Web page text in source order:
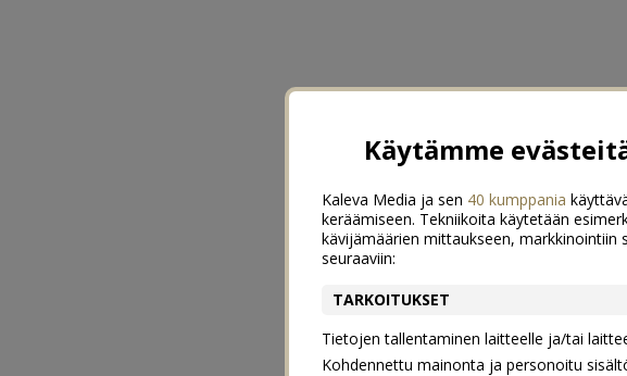
Käytämme
Kaleva Media ja sen 40 kumppania
keräämiseen. Tekniikoita käytetään
kävijämäärien mittaukseen, markkinointiin
seuraaviin:
TARKOITUKSET
Tietojen tallentaminen laitteelle ja/tai
Kohdennettu mainonta ja personoitu